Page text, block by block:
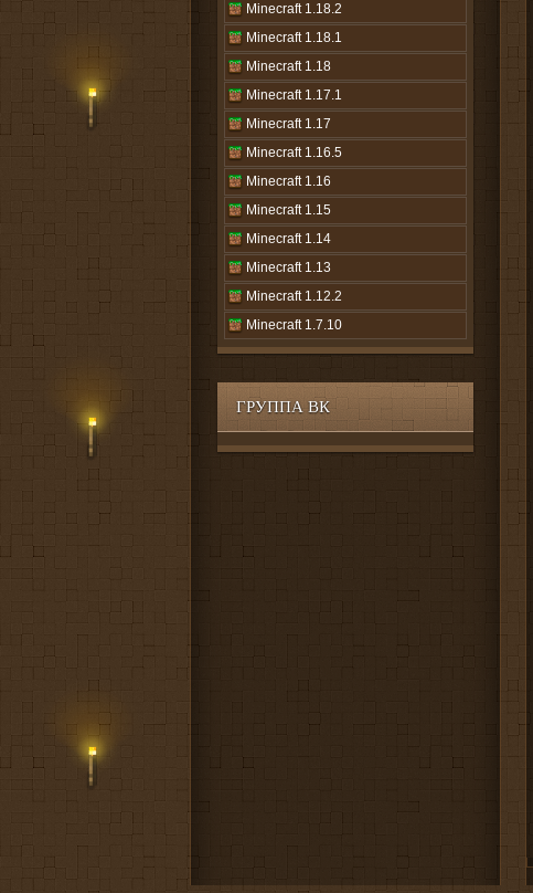
Minecraft 1.18.2
Minecraft 1.18.1
Minecraft 1.18
Minecraft 1.17.1
Minecraft 1.17
Minecraft 1.16.5
Minecraft 1.16
Minecraft 1.15
Minecraft 1.14
Minecraft 1.13
Minecraft 1.12.2
Minecraft 1.7.10
ГРУППА ВК